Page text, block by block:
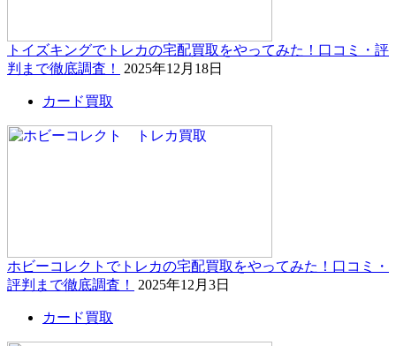
トイズキングでトレカの宅配買取をやってみた！口コミ・評
判まで徹底調査！
2025年12月18日
カード買取
ホビーコレクトでトレカの宅配買取をやってみた！口コミ・
評判まで徹底調査！
2025年12月3日
カード買取